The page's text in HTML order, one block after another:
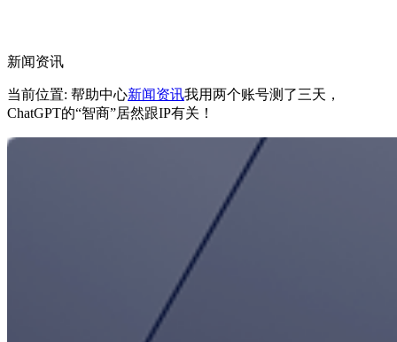
新闻资讯
当前位置: 帮助中心新闻资讯我用两个账号测了三天，
ChatGPT的“智商”居然跟IP有关！